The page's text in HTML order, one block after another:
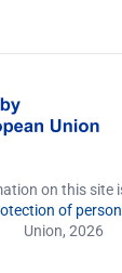
on this site
of
Union, 2026